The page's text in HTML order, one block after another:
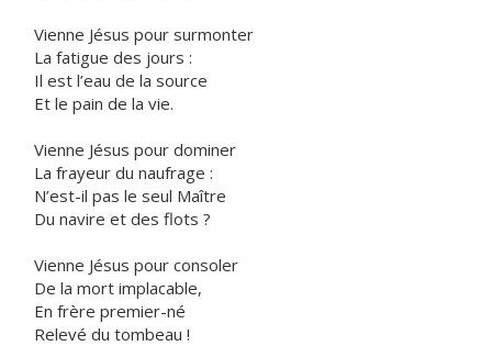
Vienne Jésus pour surmonter
La fatigue des jours :
Il est l’eau de la source
Et le pain de la vie.
Vienne Jésus pour dominer
La frayeur du naufrage :
N’est-il pas le seul Maître
Du navire et des flots ?
Vienne Jésus pour consoler
De la mort implacable,
En frère premier-né
Relevé du tombeau !